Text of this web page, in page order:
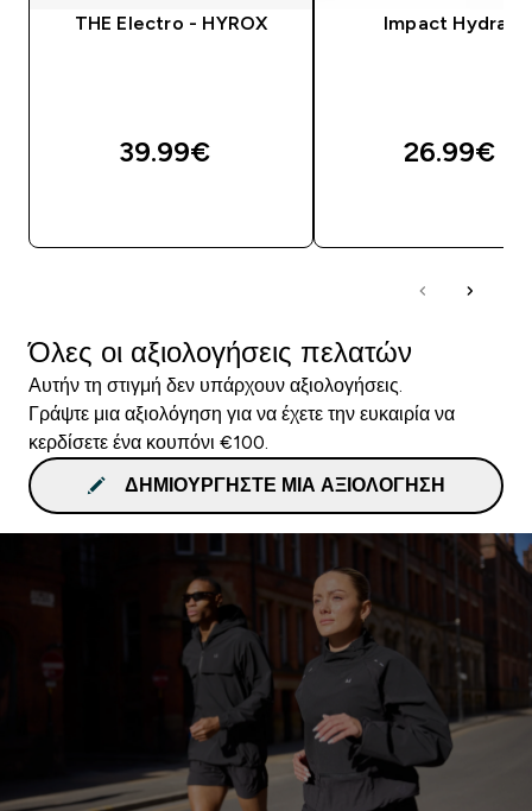
THE Electro - HYROX
39.99€‎
Impact Hydrate
26.99€‎
Όλες οι αξιολογήσεις πελατών
Αυτήν τη στιγμή δεν υπάρχουν αξιολογήσεις.
Γράψτε μια αξιολόγηση για να έχετε την ευκαιρία να
κερδίσετε ένα κουπόνι €100.
ΔΗΜΙΟΥΡΓΉΣΤΕ ΜΙΑ ΑΞΙΟΛΌΓΗΣΗ